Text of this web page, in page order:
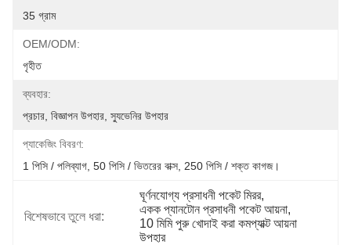
35 গ্রাম
OEM/ODM:
গৃহীত
ব্যবহার:
প্রচার, বিজ্ঞাপন উপহার, স্যুভেনির উপহার
প্যাকেজিং বিবরণ:
1 পিসি / পলিব্যাগ, 50 পিসি / ভিতরের বাক্স, 250 পিসি / শক্ত কাগজ।
বিশেষভাবে তুলে ধরা:
ঘূর্ণনযোগ্য প্রসাধনী পকেট মিরর,
একক প্যানটোন প্রসাধনী পকেট আয়না,
10 মিমি পুরু খোদাই করা কমপ্যাক্ট আয়না
উপহার